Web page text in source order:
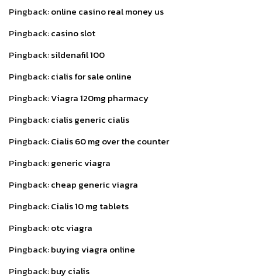
Pingback:online casino real money us
Pingback:casino slot
Pingback:sildenafil 100
Pingback:cialis for sale online
Pingback:Viagra 120mg pharmacy
Pingback:cialis generic cialis
Pingback:Cialis 60 mg over the counter
Pingback:generic viagra
Pingback:cheap generic viagra
Pingback:Cialis 10 mg tablets
Pingback:otc viagra
Pingback:buying viagra online
Pingback:buy cialis